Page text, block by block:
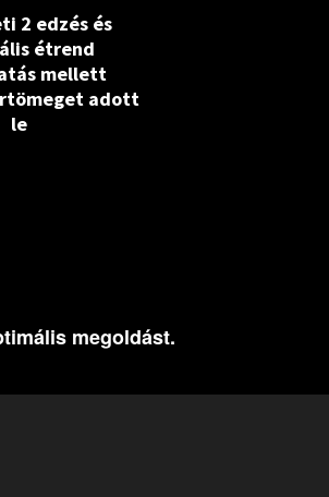
2 edzés és
étrend
mellett
adott
le
megoldást.